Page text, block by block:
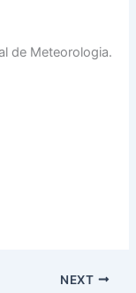
de Meteorologia.
NEXT